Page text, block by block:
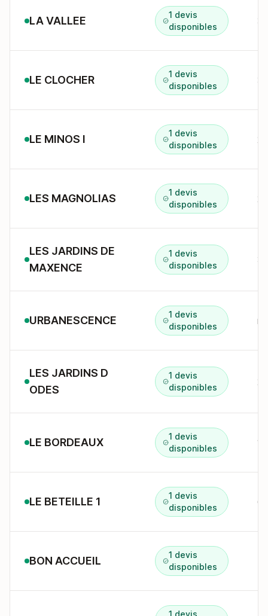
LA VALLEE
1 devis
disponibles
LE CLOCHER
1 devis
disponibles
3
LE MINOS I
1 devis
disponibles
LES MAGNOLIAS
1 devis
disponibles
LES JARDINS DE
MAXENCE
1 devis
disponibles
URBANESCENCE
1 devis
disponibles
r
LES JARDINS D
ODES
1 devis
disponibles
LE BORDEAUX
1 devis
disponibles
LE BETEILLE 1
1 devis
disponibles
BON ACCUEIL
1 devis
disponibles
1 devis